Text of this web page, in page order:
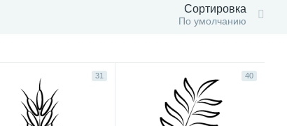
Сортировка
По умолчанию
31 40